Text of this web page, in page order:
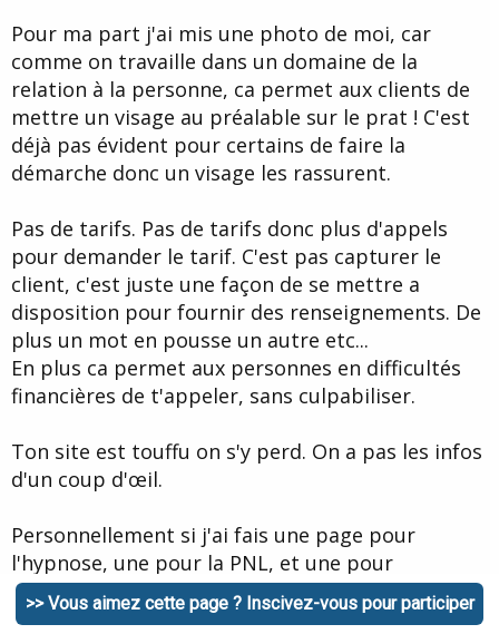
Pour ma part j'ai mis une photo de moi, car
comme on travaille dans un domaine de la
relation à la personne, ca permet aux clients de
mettre un visage au préalable sur le prat ! C'est
déjà pas évident pour certains de faire la
démarche donc un visage les rassurent.
Pas de tarifs. Pas de tarifs donc plus d'appels
pour demander le tarif. C'est pas capturer le
client, c'est juste une façon de se mettre a
disposition pour fournir des renseignements. De
plus un mot en pousse un autre etc...
En plus ca permet aux personnes en difficultés
financières de t'appeler, sans culpabiliser.
Ton site est touffu on s'y perd. On a pas les infos
d'un coup d'œil.
Personnellement si j'ai fais une page pour
l'hypnose, une pour la PNL, et une pour
déroulement de séance c'est uniquement pour
capturer les robots de recherches, mais je vois
>> Vous aimez cette page ? Inscivez-vous pour participer